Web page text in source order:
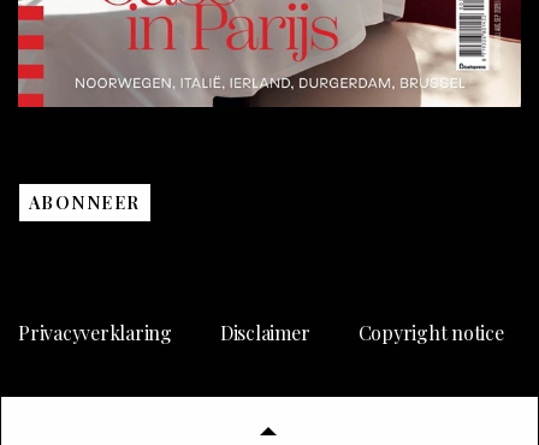
ABONNEER
Privacyverklaring Disclaimer Copyright notice